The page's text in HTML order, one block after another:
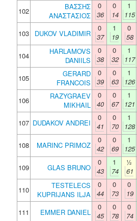
102
ΒΑΣΣΗΣ
ΑΝΑΣΤΑΣΙΟΣ
0
36
0
14
1
115
103
DUKOV VLADIMIR
0
37
1
19
0
58
104
HARLAMOVS
DANIILS
0
38
0
32
1
117
105
GERARD
FRANCOIS
0
39
0
63
1
126
106
RAZYGRAEV
MIKHAIL
0
40
0
67
1
121
107 DUDAKOV ANDREI
0
41
0
70
1
128
108
MARINC PRIMOZ
0
42
0
69
1
125
109
GLAS BRUNO
0
43
1
74
½
61
110
TESTELECS
KUPRIJANS ILJA
0
44
0
73
0
19
111
EMMER DANIEL
0
45
0
78
0
74